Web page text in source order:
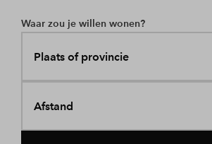
Waar zou je willen wonen?
Plaats of provincie
Afstand